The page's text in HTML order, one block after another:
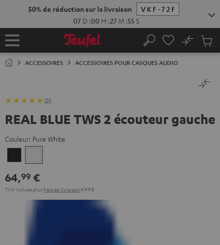
50% de réduction sur la livraison
VKF-72F
07 D :00 H :27 M :54 S
Page
Rechercher
No
ACCESSOIRES ACCESSOIRES POUR CASQUES AUDIO
(2)
REAL BLUE TWS 2 écouteur gauche
Couleur: Pure White
Black White
64,99 €
TVA incluse plusfrais de livraison 4,99 €